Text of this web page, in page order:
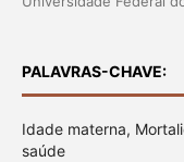
PALAVRAS-CHAVE:
Idade materna,
saúde